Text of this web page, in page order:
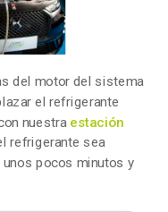
del motor del sistema
el refrigerante
nuestra estación
refrigerante sea
unos pocos minutos y